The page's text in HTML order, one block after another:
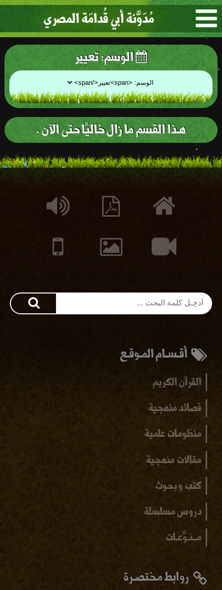
مُدَوَّنة أبي قُدامَة المصري
الوسم:تعيير
هـذا القسم ما زال خاليًا حتى الآن .
أقـسـام المـوقـع
القرآن الكريم
قصائد منهجية
منظومات علمية
مقالات منهجية
كتب و بحوث
دروس مسلسلة
مــنـوَّعـات
روابط مختصـرة